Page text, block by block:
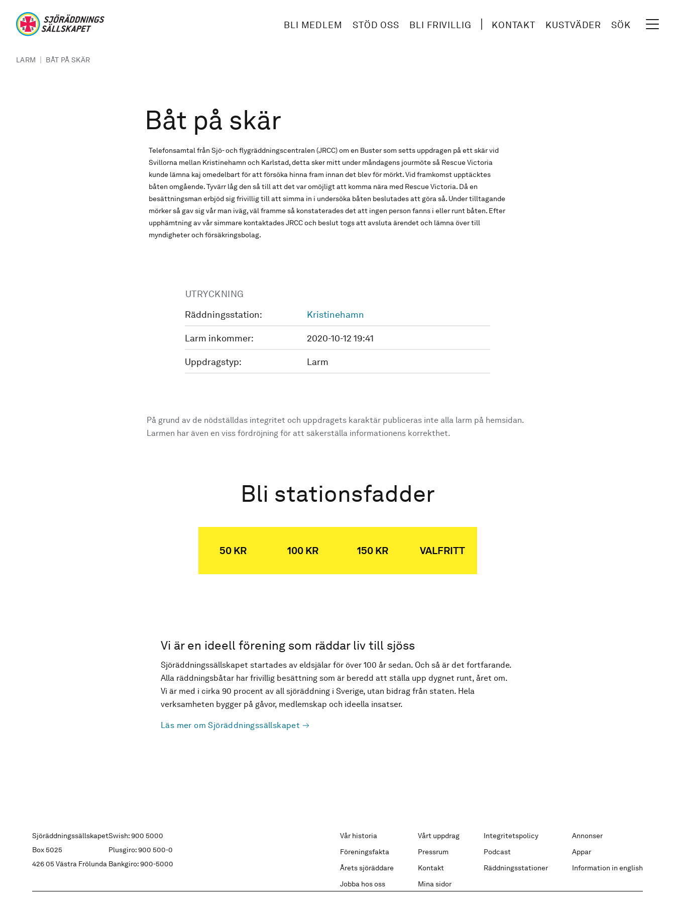
BLI MEDLEM STÖD OSS BLI FRIVILLIG KONTAKT KUSTVÄDER SÖK
LARM | BÅT PÅ SKÄR
Båt på skär
Telefonsamtal från Sjö- och flygräddningscentralen (JRCC) om en Buster som setts uppdragen på ett skär vid
Svillorna mellan Kristinehamn och Karlstad, detta sker mitt under måndagens jourmöte så Rescue Victoria
kunde lämna kaj omedelbart för att försöka hinna fram innan det blev för mörkt. Vid framkomst upptäcktes
båten omgående. Tyvärr låg den så till att det var omöjligt att komma nära med Rescue Victoria. Då en
besättningsman erbjöd sig frivillig till att simma in i undersöka båten beslutades att göra så. Under tilltagande
mörker så gav sig vår man iväg, väl framme så konstaterades det att ingen person fanns i eller runt båten. Efter
upphämtning av vår simmare kontaktades JRCC och beslut togs att avsluta ärendet och lämna över till
myndigheter och försäkringsbolag.
UTRYCKNING
Räddningsstation:
Kristinehamn
Larm inkommer: 2020-10-12 19:41
Uppdragstyp: Larm
På grund av de nödställdas integritet och uppdragets karaktär publiceras inte alla larm på hemsidan.
Larmen har även en viss fördröjning för att säkerställa informationens korrekthet.
Bli stationsfadder
50 KR 100 KR 150 KR VALFRITT
Vi är en ideell förening som räddar liv till sjöss
Sjöräddningssällskapet startades av eldsjälar för över 100 år sedan. Och så är det fortfarande.
Alla räddningsbåtar har frivillig besättning som är beredd att ställa upp dygnet runt, året om.
Vi är med i cirka 90 procent av all sjöräddning i Sverige, utan bidrag från staten. Hela
verksamheten bygger på gåvor, medlemskap och ideella insatser.
Läs mer om Sjöräddningssällskapet
Sjöräddningssällskapet
Box 5025
426 05 Västra Frölunda
Swish: 900 5000
Plusgiro: 900 500-0
Bankgiro: 900-5000
Vår historia Vårt uppdrag Integritetspolicy
Annonser
Föreningsfakta
Pressrum Podcast
Appar
Årets sjöräddare
Kontakt Räddningsstationer
Information in english
Jobba hos oss
Mina sidor